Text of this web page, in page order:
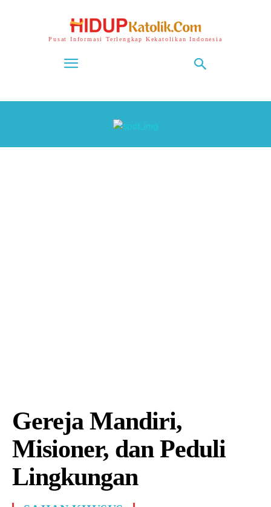
Pusat Informasi Terlengkap Kekatolikan Indonesia
Gereja Mandiri,
Misioner, dan Peduli
Lingkungan